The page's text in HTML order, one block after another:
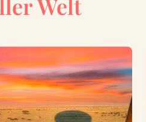
Welt